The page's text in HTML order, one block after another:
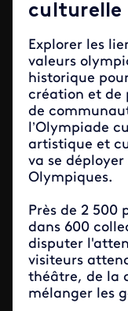
culturelle
Explorer les
valeurs
historique
création et de
de
l’Olympiade
artistique et
va se
Olympiques.
Près de 2 500
dans 600
disputer
visiteurs
théâtre, de la
mélanger les